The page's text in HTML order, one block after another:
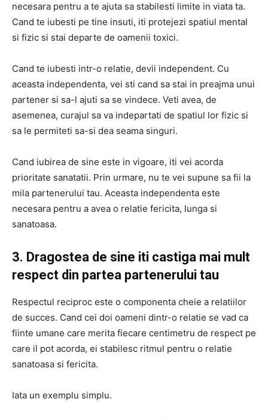
necesara pentru a te ajuta sa stabilesti limite in viata ta.
Cand te iubesti pe tine insuti, iti protejezi spatiul mental
si fizic si stai departe de oamenii toxici.
Cand te iubesti intr-o relatie, devii independent. Cu
aceasta independenta, vei sti cand sa stai in preajma unui
partener si sa-l ajuti sa se vindece. Veti avea, de
asemenea, curajul sa va indepartati de spatiul lor fizic si
sa le permiteti sa-si dea seama singuri.
Cand iubirea de sine este in vigoare, iti vei acorda
prioritate sanatatii. Prin urmare, nu te vei supune sa fii la
mila partenerului tau. Aceasta independenta este
necesara pentru a avea o relatie fericita, lunga si
sanatoasa.
3. Dragostea de sine iti castiga mai mult
respect din partea partenerului tau
Respectul reciproc este o componenta cheie a relatiilor
de succes. Cand cei doi oameni dintr-o relatie se vad ca
fiinte umane care merita fiecare centimetru de respect pe
care il pot acorda, ei stabilesc ritmul pentru o relatie
sanatoasa si fericita.
Iata un exemplu simplu.